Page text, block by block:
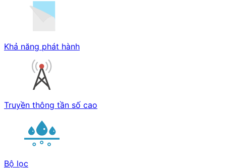
Khả năng phát hành
Truyền thông tần số cao
Bộ lọc